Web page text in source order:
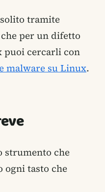
tramite
per un difetto
puoi cercarli con
malware su Linux.
strumento che
ogni tasto che